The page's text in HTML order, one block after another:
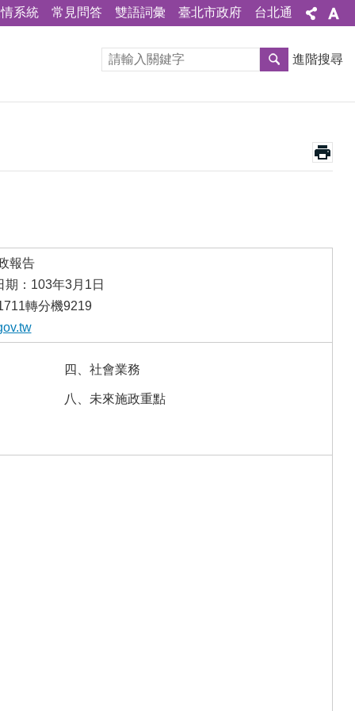
系統 常見問答 雙語詞彙 臺北市政府 台北通
進階搜尋
報告
：103年3月1日
轉分機9219
四、社會業務
八、未來施政重點